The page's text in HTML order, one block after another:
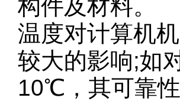
构件及材料。
温度对计算机
较大的影响;如
10℃，其可靠